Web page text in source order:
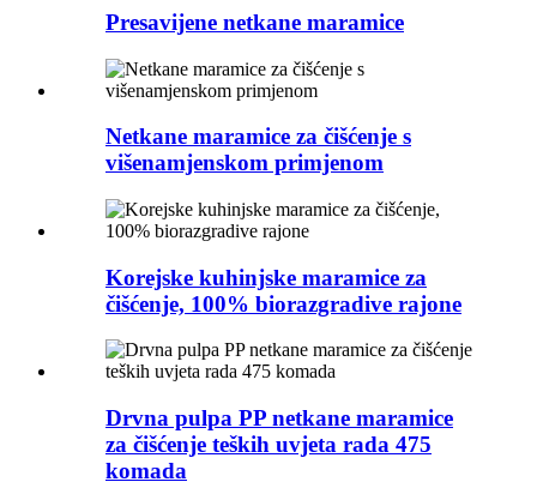
Presavijene netkane maramice
Netkane maramice za čišćenje s
višenamjenskom primjenom
Korejske kuhinjske maramice za
čišćenje, 100% biorazgradive rajone
Drvna pulpa PP netkane maramice
za čišćenje teških uvjeta rada 475
komada